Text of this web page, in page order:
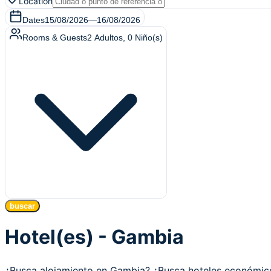
Dates15/08/2026—16/08/2026
Rooms & Guests2 Adultos 0 Niño(s)
buscar
Hotel(es) - Gambia